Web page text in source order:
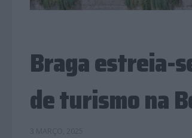
Braga estreia-
de turismo na